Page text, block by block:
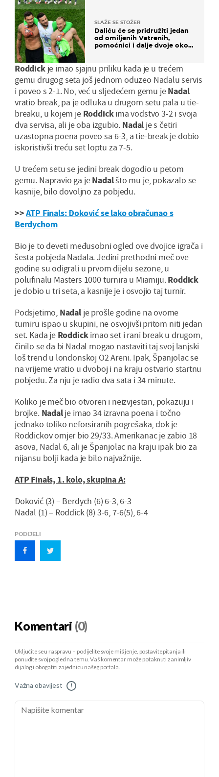
SLAŽE SE STOŽER
Daliću će se pridružiti jedan
od omiljenih Vatrenih,
pomoćnici i dalje dvoje oko
Roddickje imao sjajnu priliku kada je u trećem
gemu drugog seta još jednom oduzeo Nadalu servis
i poveo s 2-1. No, već u sljedećem gemu jeNadal
vratio break, pa je odluka u drugom setu pala u tie-
breaku, u kojem je Roddickima vodstvo 3-2 i svoja
dva servisa, ali je oba izgubio. Nadal je s četiri
uzastopna poena poveo sa 6-3, a tie-break je dobio
iskoristivši treću set loptu za 7-5.
U trećem setu se jedini break dogodio u petom
gemu. Napravio ga jeNadalšto mu je, pokazalo se
kasnije, bilo dovoljno za pobjedu.
>>ATP Finals: Đoković se lako obračunao s
Berdychom
Bio je to deveti međusobni ogled ove dvojice igrača i
šesta pobjeda Nadala. Jedini prethodni meč ove
godine su odigrali u prvom dijelu sezone, u
polufinalu Masters 1000 turnira u Miamiju.Roddick
je dobio u tri seta, a kasnije je i osvojio taj turnir.
Podsjetimo, Nadalje prošle godine na ovome
turniru ispao u skupini, ne osvojivši pritom niti jedan
set. Kada je Roddickimao set i rani break u drugom,
činilo se da bi Nadal mogao nastaviti taj svoj lanjski
loš trend u londonskoj O2 Areni. Ipak, Španjolac se
na vrijeme vratio u dvoboj i na kraju ostvario startnu
pobjedu. Za nju je radio dva sata i 34 minute.
Koliko je meč bio otvoren i neizvjestan, pokazuju i
brojke. Nadalje imao 34 izravna poena i točno
jednako toliko neforsiranih pogrešaka, dok je
Roddickov omjer bio 29/33. Amerikanac je zabio 18
asova, Nadal 6, ali je Španjolac na kraju ipak bio za
nijansu bolji kada je bilo najvažnije.
ATP Finals, 1. kolo, skupina A:
Đoković (3) – Berdych (6) 6-3, 6-3
Nadal (1) – Roddick (8) 3-6, 7-6(5), 6-4
PODIJELI
Komentari (0)
Uključite se u raspravu – podijelite svoje mišljenje, postavite pitanja ili
ponudite svoj pogled na temu. Vaš komentar može potaknuti zanimljiv
dijalog i obogatiti zajednicu našeg portala.
Važna obavijest !